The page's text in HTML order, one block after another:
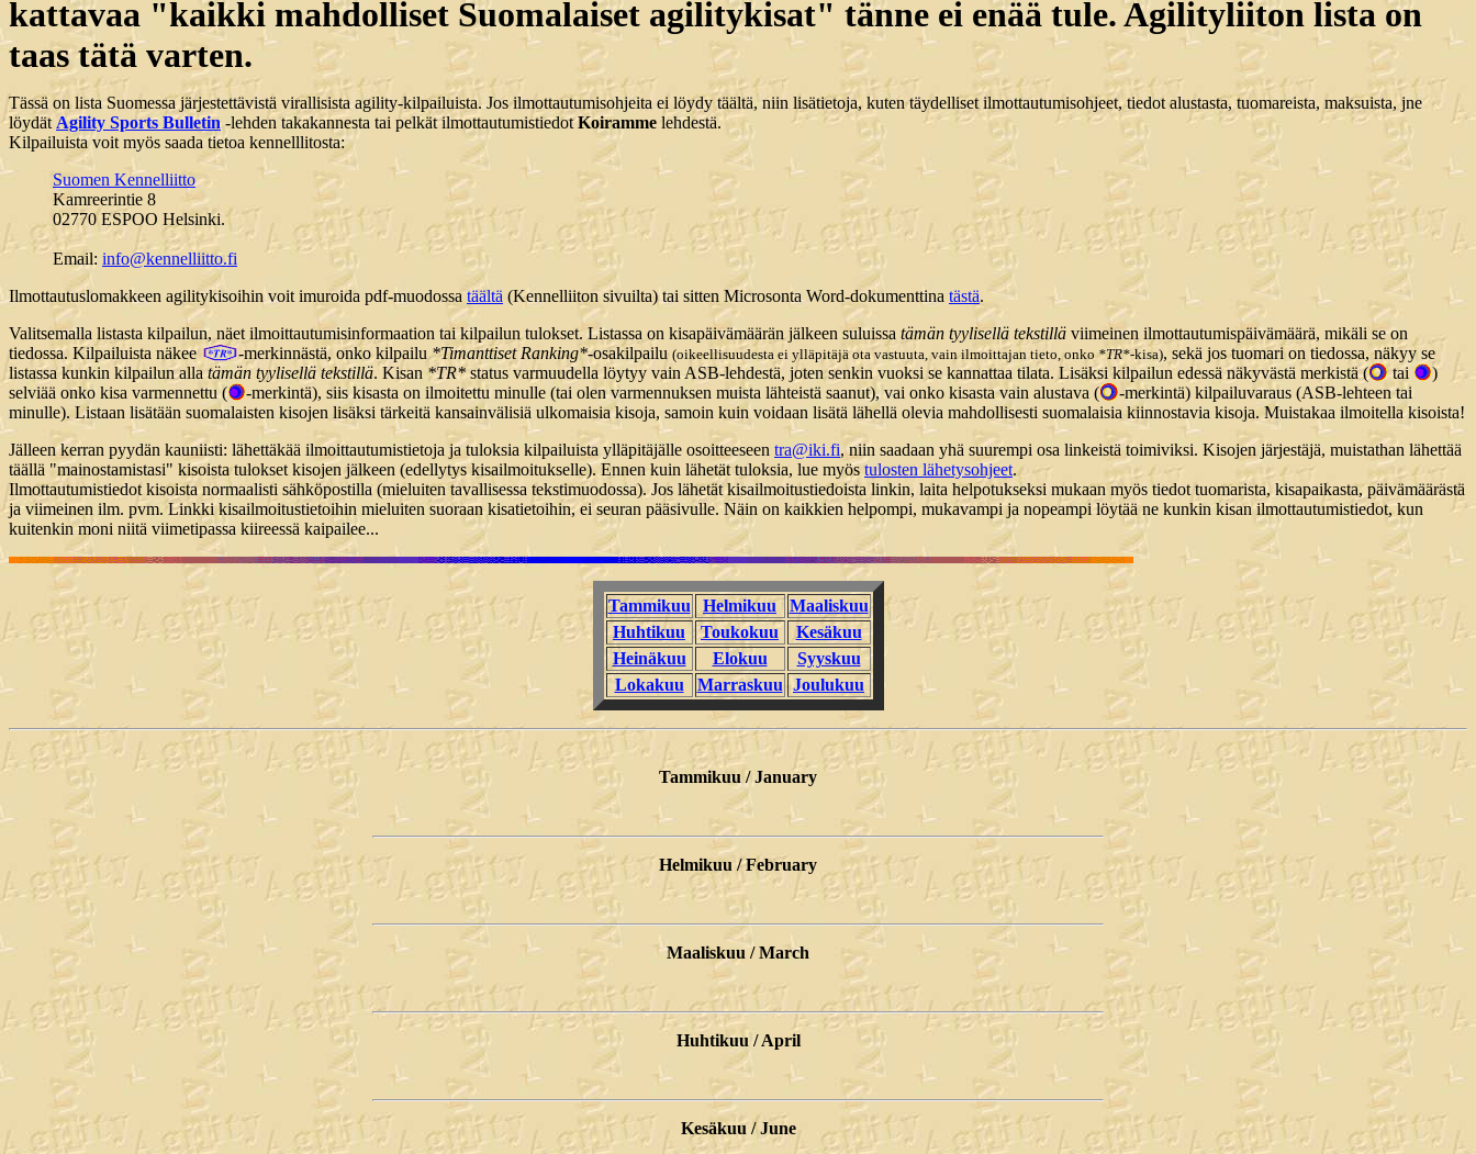
kattavaa "kaikki mahdolliset Suomalaiset agilitykisat" tänne ei enää tule. Agilityliiton lista on
taas tätä varten.
Tässä on lista Suomessa järjestettävistä virallisista agility-kilpailuista. Jos ilmottautumisohjeita ei löydy täältä, niin lisätietoja, kuten täydelliset ilmottautumisohjeet, tiedot alustasta, tuomareista, maksuista, jne
löydät Agility Sports Bulletin -lehden takakannesta tai pelkät ilmottautumistiedotKoiramme lehdestä.
Kilpailuista voit myös saada tietoa kennelllitosta:
Suomen Kennelliitto
Kamreerintie 8
02770 ESPOO Helsinki.
Email: info@kennelliitto.fi
Ilmottautuslomakkeen agilitykisoihin voit imuroida pdf-muodossatäältä (Kennelliiton sivuilta) tai sitten Microsonta Word-dokumenttina tästä.
Valitsemalla listasta kilpailun, näet ilmoittautumisinformaation tai kilpailun tulokset. Listassa on kisapäivämäärän jälkeen suluissa tämän tyylisellä tekstillä viimeinen ilmottautumispäivämäärä, mikäli se on
tiedossa. Kilpailuista näkee
-merkinnästä, onko kilpailu*Timanttiset Ranking*-osakilpailu (oikeellisuudesta ei ylläpitäjä ota vastuuta, vain ilmoittajan tieto, onko *TR*-kisa), sekä jos tuomari on tiedossa, näkyy se
listassa kunkin kilpailun allatämän tyylisellä tekstillä. Kisan *TR*status varmuudella löytyy vain ASB-lehdestä, joten senkin vuoksi se kannattaa tilata. Lisäksi kilpailun edessä näkyvästä merkistä ( tai
)
selviää onko kisa varmennettu (
-merkintä), siis kisasta on ilmoitettu minulle (tai olen varmennuksen muista lähteistä saanut), vai onko kisasta vain alustava (
-merkintä) kilpailuvaraus (ASB-lehteen tai
minulle). Listaan lisätään suomalaisten kisojen lisäksi tärkeitä kansainvälisiä ulkomaisia kisoja, samoin kuin voidaan lisätä lähellä olevia mahdollisesti suomalaisia kiinnostavia kisoja. Muistakaa ilmoitella kisoista!
Jälleen kerran pyydän kauniisti: lähettäkää ilmoittautumistietoja ja tuloksia kilpailuista ylläpitäjälle osoitteeseen tra@iki.fi, niin saadaan yhä suurempi osa linkeistä toimiviksi. Kisojen järjestäjä, muistathan lähettää
täällä "mainostamistasi" kisoista tulokset kisojen jälkeen (edellytys kisailmoitukselle). Ennen kuin lähetät tuloksia, lue myöstulosten lähetysohjeet.
Ilmottautumistiedot kisoista normaalisti sähköpostilla (mieluiten tavallisessa tekstimuodossa). Jos lähetät kisailmoitustiedoista linkin, laita helpotukseksi mukaan myös tiedot tuomarista, kisapaikasta, päivämäärästä
ja viimeinen ilm. pvm. Linkki kisailmoitustietoihin mieluiten suoraan kisatietoihin, ei seuran pääsivulle. Näin on kaikkien helpompi, mukavampi ja nopeampi löytää ne kunkin kisan ilmottautumistiedot, kun
kuitenkin moni niitä viimetipassa kiireessä kaipailee...
Tammikuu Helmikuu
Maaliskuu
Huhtikuu
Toukokuu
Kesäkuu
Heinäkuu
Elokuu
Syyskuu
Lokakuu
Marraskuu Joulukuu
Tammikuu / January
Helmikuu / February
Maaliskuu / March
Huhtikuu / April
Kesäkuu / June